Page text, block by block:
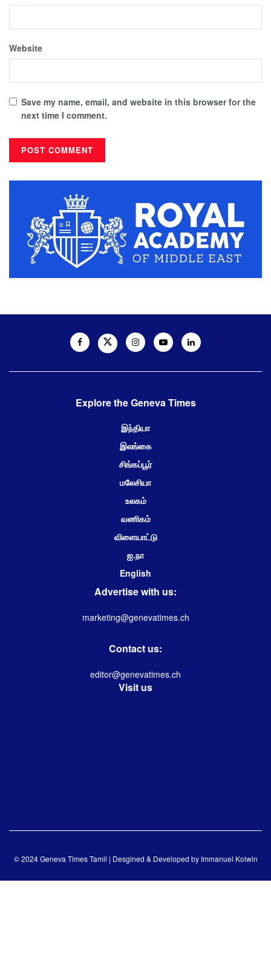
Website
Save my name, email, and website in this browser for the
next time I comment.
Explore the Geneva Times
இந்தியா
இலங்கை
சிங்கப்பூர்
மலேசியா
உலகம்
வணிகம்
விளையாட்டு
ஐ.நா
English
Advertise with us:
marketing@genevatimes.ch
Contact us:
editor@genevatimes.ch
Visit us
© 2024 Geneva Times Tamil | Desgined & Developed by Immanuel Kolwin